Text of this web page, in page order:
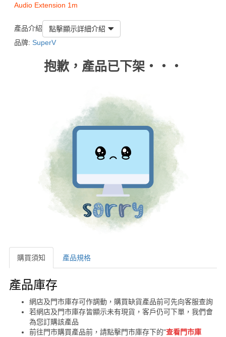
Audio Extension 1m
產品介紹
點擊顯示詳細介紹
品牌: SuperV
抱歉，產品已下架‧‧‧
購買須知 產品規格
購買須知
產品庫存
網店及門市庫存可作調動，購買缺貨產品前可先向客服查詢
若網店及門市庫存皆顯示未有現貨，客戶仍可下單，我們會
為您訂購該產品
前往門市購買產品前，請點擊門市庫存下的"查看門市庫